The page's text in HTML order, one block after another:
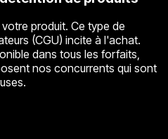
produit. Ce type de
(CGU) incite à l'achat.
dans tous les forfaits,
nos concurrents qui sont